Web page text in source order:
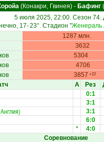
(Конакри, Гвинея)- Бафинг
5 июля 2025, 22:00. Сезон 74.
17-23°. Стадион "Женераль
1287 млн.
3632
5304
4706
3857 +22
А Рез
0:1
3:1
3:1
6:0
* 4:0
Соревнование